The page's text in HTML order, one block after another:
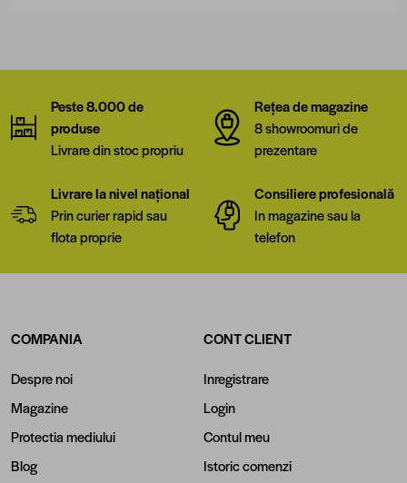
Peste 8.000 de
produse
Livrare din stoc propriu
Rețea de magazine
8 showroomuri de
prezentare
Livrare la nivel național
Prin curier rapid sau
flota proprie
Consiliere profesională
In magazine sau la
telefon
COMPANIA
Despre noi
Magazine
Protectia mediului
Blog
CONT CLIENT
Inregistrare
Login
Contul meu
Istoric comenzi